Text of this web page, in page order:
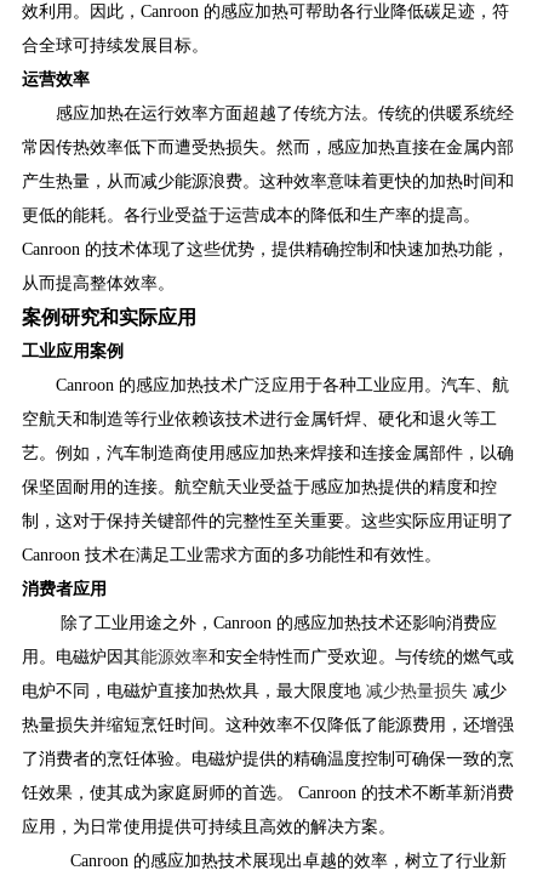
效利用。因此，Canroon 的感应加热可帮助各行业降低碳足迹，符
合全球可持续发展目标。
运营效率
感应加热在运行效率方面超越了传统方法。传统的供暖系统经
常因传热效率低下而遭受热损失。然而，感应加热直接在金属内部
产生热量，从而减少能源浪费。这种效率意味着更快的加热时间和
更低的能耗。各行业受益于运营成本的降低和生产率的提高。
Canroon 的技术体现了这些优势，提供精确控制和快速加热功能，
从而提高整体效率。
案例研究和实际应用
工业应用案例
Canroon 的感应加热技术广泛应用于各种工业应用。汽车、航
空航天和制造等行业依赖该技术进行金属钎焊、硬化和退火等工
艺。例如，汽车制造商使用感应加热来焊接和连接金属部件，以确
保坚固耐用的连接。航空航天业受益于感应加热提供的精度和控
制，这对于保持关键部件的完整性至关重要。这些实际应用证明了
Canroon 技术在满足工业需求方面的多功能性和有效性。
消费者应用
除了工业用途之外，Canroon 的感应加热技术还影响消费应
用。电磁炉因其能源效率和安全特性而广受欢迎。与传统的燃气或
电炉不同，电磁炉直接加热炊具，最大限度地 减少热量损失 减少
热量损失并缩短烹饪时间。这种效率不仅降低了能源费用，还增强
了消费者的烹饪体验。电磁炉提供的精确温度控制可确保一致的烹
饪效果，使其成为家庭厨师的首选。 Canroon 的技术不断革新消费
应用，为日常使用提供可持续且高效的解决方案。
Canroon 的感应加热技术展现出卓越的效率，树立了行业新